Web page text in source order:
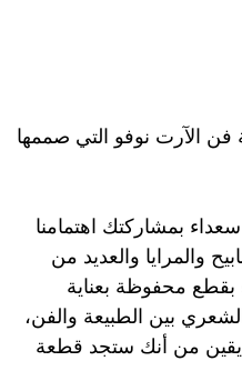
فن الآرت نوفو التي صممها
اكتشف فن الآرت نوفو في إلدورادو جالاتا؛ نحن في El Dorado Galata سعداء بمشاركتك اهتمامنا
والمرايا والعديد من
بقطع محفوظة بعناية
بين الطبيعة والفن،
يقين من أنك ستجد قطعة